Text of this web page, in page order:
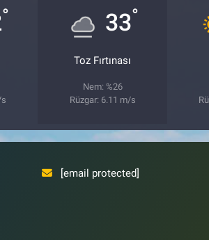
° 33°
Toz Fırtınası
Nem: %26
Rüzgar: 6.11 m/s
[email protected]